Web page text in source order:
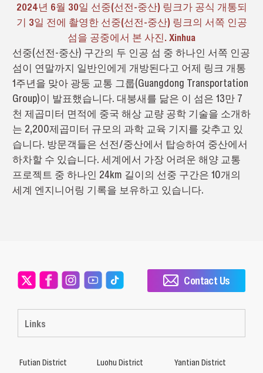
2024년 6월 30일 선중(선전-중산) 링크가 공식 개통되
기 3일 전에 촬영한 선중(선전-중산) 링크의 서쪽 인공
섬을 공중에서 본 사진. Xinhua
선중(선전-중산) 구간의 두 인공 섬 중 하나인 서쪽 인공
섬이 연말까지 일반인에게 개방된다고 어제 링크 개통
1주년을 맞아 광둥 교통 그룹(Guangdong Transportation
Group)이 발표했습니다. 대붕새를 닮은 이 섬은 13만 7
천 제곱미터 면적에 중국 해상 교량 공학 기술을 소개하
는 2,200제곱미터 규모의 과학 교육 기지를 갖추고 있
습니다. 방문객들은 선전/중산에서 탑승하여 중산에서
하차할 수 있습니다. 세계에서 가장 어려운 해양 교통
프로젝트 중 하나인 24km 길이의 선중 구간은 10개의
세계 엔지니어링 기록을 보유하고 있습니다.
Links
Contact Us
Futian District Luohu District Yantian District